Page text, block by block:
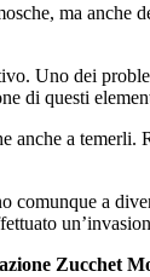
ma
Uno dei
di questi
a
comunque a
Zucchet